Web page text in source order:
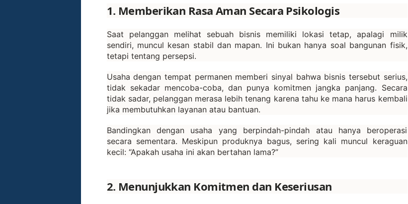
1. Memberikan Rasa Aman Secara Psikologis
Saat pelanggan melihat sebuah bisnis memiliki lokasi tetap, apalagi milik
sendiri, muncul kesan stabil dan mapan. Ini bukan hanya soal bangunan fisik,
tetapi tentang persepsi.
Usaha dengan tempat permanen memberi sinyal bahwa bisnis tersebut serius,
tidak sekadar mencoba-coba, dan punya komitmen jangka panjang. Secara
tidak sadar, pelanggan merasa lebih tenang karena tahu ke mana harus kembali
jika membutuhkan layanan atau bantuan.
Bandingkan dengan usaha yang berpindah-pindah atau hanya beroperasi
secara sementara. Meskipun produknya bagus, sering kali muncul keraguan
kecil: “Apakah usaha ini akan bertahan lama?”
2. Menunjukkan Komitmen dan Keseriusan